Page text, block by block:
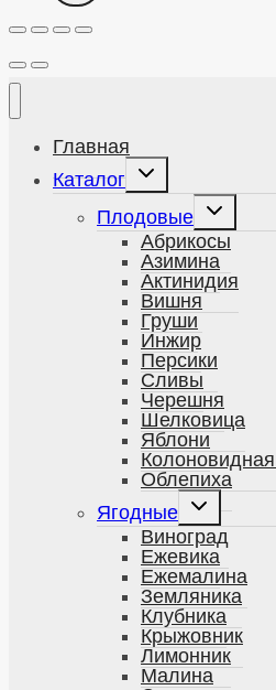
Главная
Каталог
Развернуть
дочернее
меню
Плодовые
Развернуть
дочернее
меню
Абрикосы
Азимина
Актинидия
Вишня
Груши
Инжир
Персики
Сливы
Черешня
Шелковица
Яблони
Облепиха
Ягодные
Развернуть
дочернее
меню
Виноград
Ежевика
Ежемалина
Земляника
Клубника
Крыжовник
Лимонник
Малина